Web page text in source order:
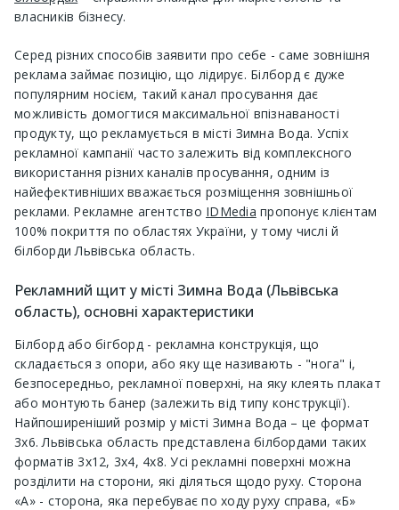
власників бізнесу.
Серед різних способів заявити про себе - саме зовнішня
реклама займає позицію, що лідирує. Білборд є дуже
популярним носієм, такий канал просування дає
можливість домогтися максимальної впізнаваності
продукту, що рекламується в місті Зимна Вода. Успіх
рекламної кампанії часто залежить від комплексного
використання різних каналів просування, одним із
найефективніших вважається розміщення зовнішньої
реклами. Рекламне агентство IDMedia пропонує клієнтам
100% покриття по областях України, у тому числі й
білборди Львівська область.
Рекламний щит у місті Зимна Вода (Львівська
область), основні характеристики
Білборд або бігборд - рекламна конструкція, що
складається з опори, або яку ще називають - "нога" і,
безпосередньо, рекламної поверхні, на яку клеять плакат
або монтують банер (залежить від типу конструкції).
Найпоширеніший розмір у місті Зимна Вода – це формат
3х6. Львівська область представлена ​​білбордами таких
форматів 3х12, 3х4, 4х8. Усі рекламні поверхні можна
розділити на сторони, які діляться щодо руху. Сторона
«А» - сторона, яка перебуває по ходу руху справа, «Б»